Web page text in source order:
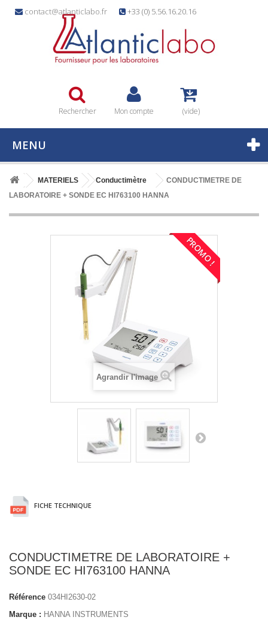
contact@atlanticlabo.fr +33 (0) 5.56.16.20.16
Rechercher Mon compte (vide)
MENU
MATERIELS Conductimètre
CONDUCTIMETRE DE
LABORATOIRE + SONDE EC HI763100 HANNA
PROMO !
Agrandir l'image
FICHE TECHNIQUE
CONDUCTIMETRE DE LABORATOIRE +
SONDE EC HI763100 HANNA
Référence 034HI2630-02
Marque : HANNA INSTRUMENTS